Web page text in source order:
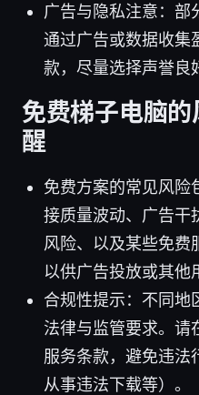
广告与隐私注意：部
通过广告或数据收集
款，尽量选择声誉良
免费梯子电脑
醒
免费方案的常见风险
接质量波动、广告干
风险、以及某些免费
以供广告投放或其他
合规性提示：不同地
法律与监管要求。请
服务条款，避免违法
从事违法下载等）。